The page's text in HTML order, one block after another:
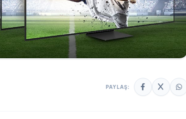
PAYLAŞ: